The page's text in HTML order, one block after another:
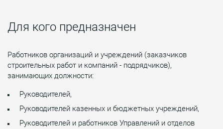
Для кого предназначен
Работников организаций и учреждений (заказчиков
строительных работ и компаний - подрядчиков),
занимающих должности:
Руководителей,
Руководителей казенных и бюджетных учреждений,
Руководителей и работников Управлений и отделов